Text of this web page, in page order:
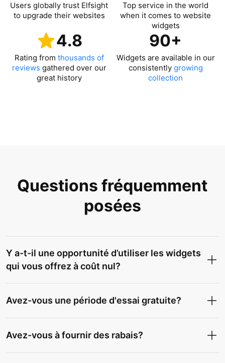
Users globally trust Elfsight
to upgrade their websites
Top service in the world
when it comes to website
widgets
4.8
Rating from thousands of
reviews gathered over our
great history
90+
Widgets are available in our
consistently growing
collection
Questions fréquemment
posées
Y a-t-il une opportunité d’utiliser les widgets
qui vous offrez à coût nul?
Avez-vous une période d'essai gratuite?
Avez-vous à fournir des rabais?